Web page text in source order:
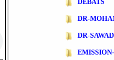
DEBATS
DR-
DR-